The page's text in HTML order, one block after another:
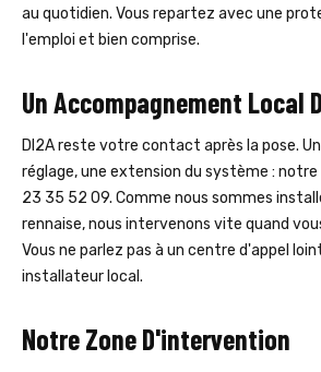
au quotidien. Vous repartez avec une
l'emploi et bien comprise.
Un Accompagnement Local
DI2A reste votre contact après la pose.
réglage, une extension du système : notre
23 35 52 09. Comme nous sommes
rennaise, nous intervenons vite quand
Vous ne parlez pas à un centre d'appel
installateur local.
Notre Zone D'intervention